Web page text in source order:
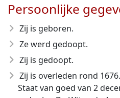
Persoonlijke
Zij is geboren.
Ze werd gedoopt.
Zij is gedoopt.
Zij is overleden rond 1676.
Staat van goed van 2